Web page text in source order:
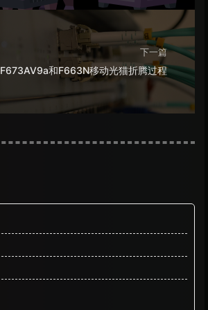
下一篇
F673AV9a和F663N移动光猫折腾过程